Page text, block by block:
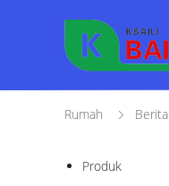
Rumah Berita
Produk